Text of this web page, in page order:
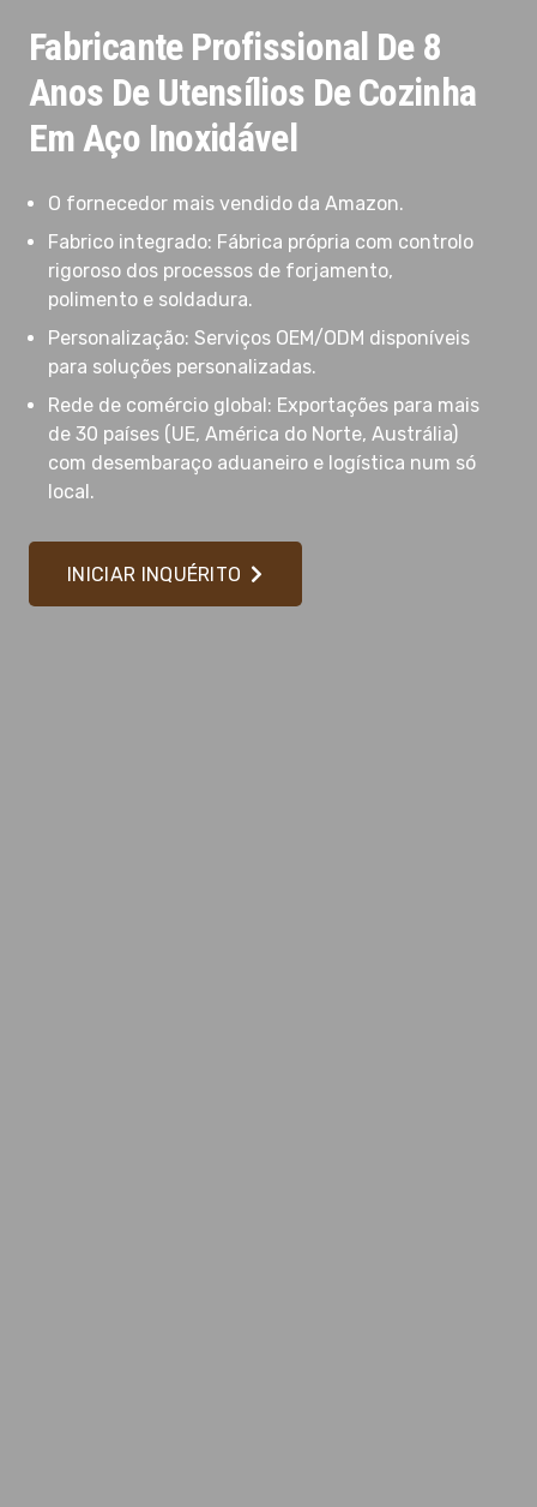
Fabricante Profissional De 8
Anos De Utensílios De Cozinha
Em Aço Inoxidável
O fornecedor mais vendido da Amazon.
Fabrico integrado: Fábrica própria com controlo
rigoroso dos processos de forjamento,
polimento e soldadura.
Personalização: Serviços OEM/ODM disponíveis
para soluções personalizadas.
Rede de comércio global: Exportações para mais
de 30 países (UE, América do Norte, Austrália)
com desembaraço aduaneiro e logística num só
local.
INICIAR INQUÉRITO